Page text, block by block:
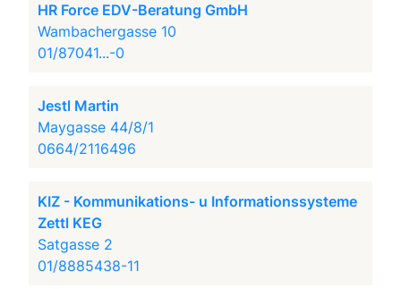
HR Force EDV-Beratung GmbH
Wambachergasse 10
01/87041...-0
Jestl Martin
Maygasse 44/8/1
0664/2116496
KIZ - Kommunikations- u Informationssysteme
Zettl KEG
Satgasse 2
01/8885438-11